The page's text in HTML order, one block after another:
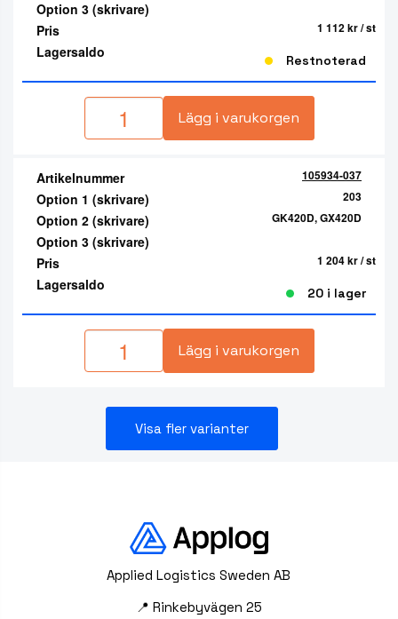
Option 3 (skrivare)
Pris
1 112 kr/ st
Lagersaldo Restnoterad
Lägg i varukorgen
Artikelnummer 105934-037
Option 1 (skrivare) 203
Option 2 (skrivare) GK420D, GX420D
Option 3 (skrivare)
Pris
1 204 kr/ st
Lagersaldo 20 i lager
Lägg i varukorgen
Visa fler varianter
Applied Logistics Sweden AB
📍 Rinkebyvägen 25